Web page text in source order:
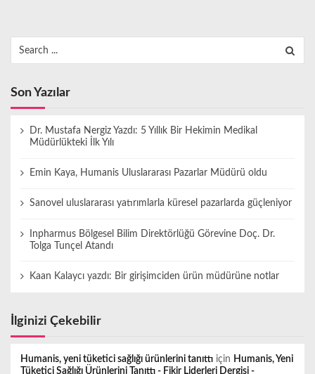
for:
Son Yazılar
Dr. Mustafa Nergiz Yazdı: 5 Yıllık Bir Hekimin Medikal
Müdürlükteki İlk Yılı
Emin Kaya, Humanis Uluslararası Pazarlar Müdürü oldu
Sanovel uluslararası yatırımlarla küresel pazarlarda güçleniyor
Inpharmus Bölgesel Bilim Direktörlüğü Görevine Doç. Dr.
Tolga Tunçel Atandı
Kaan Kalaycı yazdı: Bir girişimciden ürün müdürüne notlar
İlginizi Çekebilir
Humanis, yeni tüketici sağlığı ürünlerini tanıttı için Humanis, Yeni
Tüketici Sağlığı Ürünlerini Tanıttı - Fikir Liderleri Dergisi -